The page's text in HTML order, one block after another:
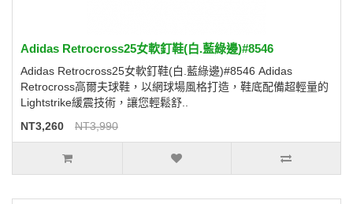
Adidas Retrocross25女軟釘鞋(白.藍綠邊)#8546
Adidas Retrocross25女軟釘鞋(白.藍綠邊)#8546 Adidas
Retrocross高爾夫球鞋，以網球場風格打造，鞋底配備超輕量的
Lightstrike緩震技術，讓您輕鬆舒..
NT3,260
NT3,990